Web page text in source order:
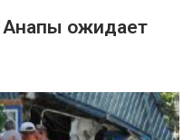
Анапы ожидает